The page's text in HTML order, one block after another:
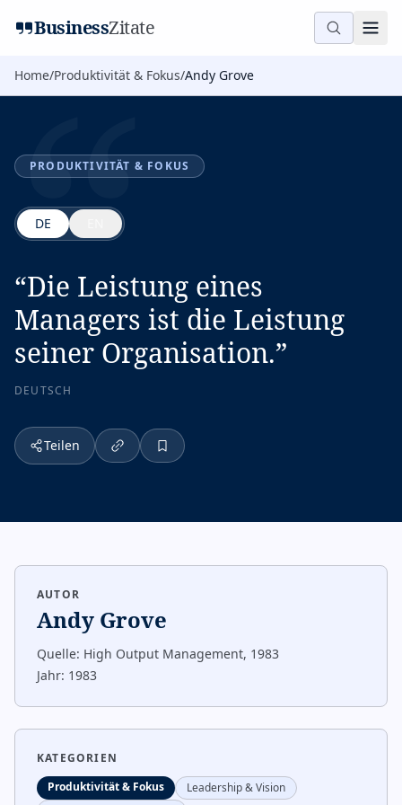
BusinessZitate
Home/Produktivität & Fokus/Andy Grove
“
PRODUKTIVITÄT & FOKUS
DE
“Die Leistung eines
Managers ist die Leistung
seiner Organisation.”
DEUTSCH
Teilen
AUTOR
Andy Grove
Quelle: High Output Management, 1983
Jahr: 1983
KATEGORIEN
Produktivität & Fokus
Leadership & Vision